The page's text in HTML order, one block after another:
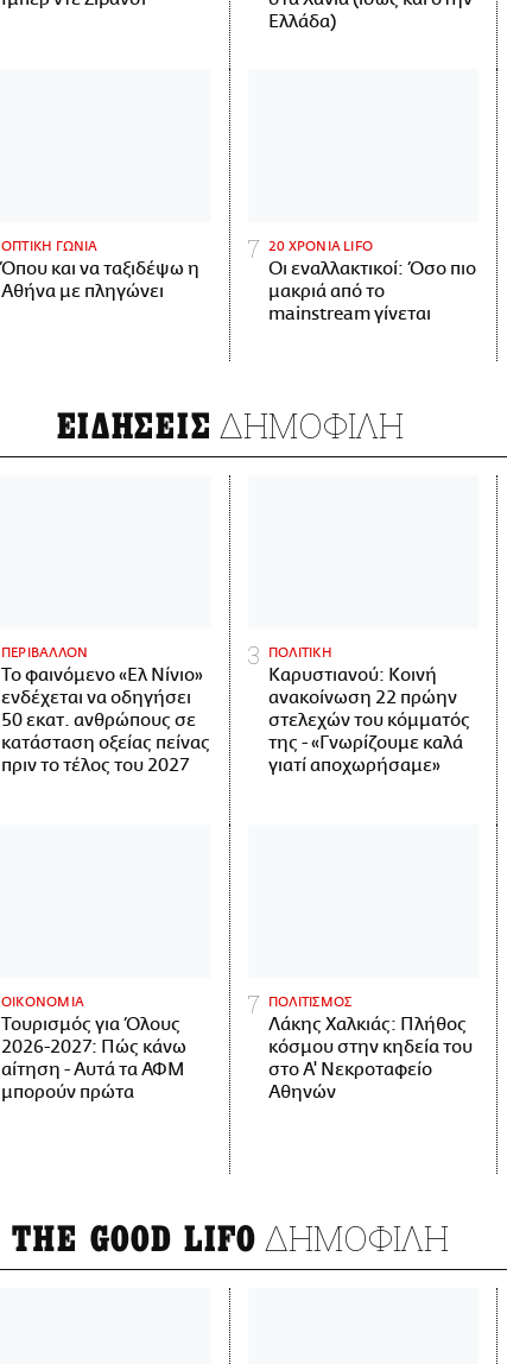
Ελλάδα)
ΟΠΤΙΚΗ ΓΩΝΙΑ
Όπου και να ταξιδέψω η
Αθήνα με πληγώνει
20 ΧΡΟΝΙΑ LIFO
Οι εναλλακτικοί: Όσο πιο
μακριά από το
mainstream γίνεται
ΕΙΔΗΣΕΙΣ ΔΗΜΟΦΙΛΗ
ΠΕΡΙΒΑΛΛΟΝ
Το φαινόμενο «Ελ Νίνιο»
ενδέχεται να οδηγήσει
50 εκατ. ανθρώπους σε
κατάσταση οξείας πείνας
πριν το τέλος του 2027
ΠΟΛΙΤΙΚΗ
Καρυστιανού: Κοινή
ανακοίνωση 22 πρώην
στελεχών του κόμματός
της - «Γνωρίζουμε καλά
γιατί αποχωρήσαμε»
ΟΙΚΟΝΟΜΙΑ
Τουρισμός για Όλους
2026-2027: Πώς κάνω
αίτηση - Αυτά τα ΑΦΜ
μπορούν πρώτα
ΠΟΛΙΤΙΣΜΟΣ
Λάκης Χαλκιάς: Πλήθος
κόσμου στην κηδεία του
στο Α' Νεκροταφείο
Αθηνών
THE GOOD LIFO ΔΗΜΟΦΙΛΗ